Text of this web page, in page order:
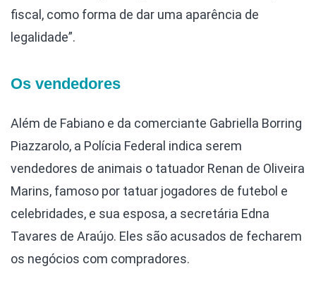
fiscal, como forma de dar uma aparência de
legalidade”.
Os vendedores
Além de Fabiano e da comerciante Gabriella Borring
Piazzarolo, a Polícia Federal indica serem
vendedores de animais o tatuador Renan de Oliveira
Marins, famoso por tatuar jogadores de futebol e
celebridades, e sua esposa, a secretária Edna
Tavares de Araújo. Eles são acusados de fecharem
os negócios com compradores.